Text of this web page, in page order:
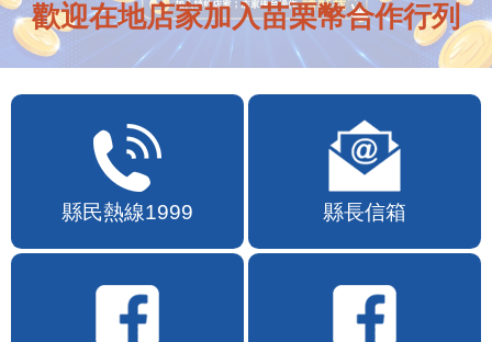
歡迎在地店家加入苗栗幣合作行列
縣民熱線1999 縣長信箱